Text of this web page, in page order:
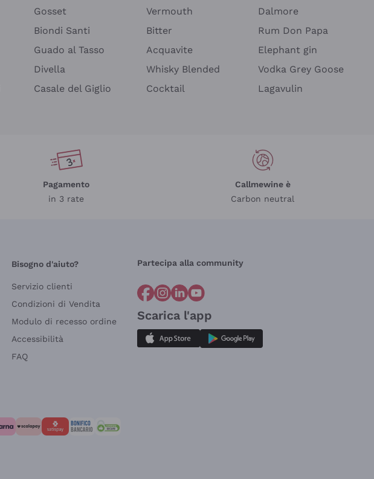
Gosset
Biondi Santi
Guado al Tasso
Divella
Casale del Giglio
Vermouth
Bitter
Acquavite
Whisky Blended
Cocktail
Dalmore
Rum Don Papa
Elephant gin
Vodka Grey Goose
Lagavulin
Pagamento
in 3 rate
Callmewine è
Carbon neutral
Bisogno d'aiuto?
Servizio clienti
Condizioni di Vendita
Modulo di recesso ordine
Accessibilità
FAQ
Partecipa alla community
Scarica l'app